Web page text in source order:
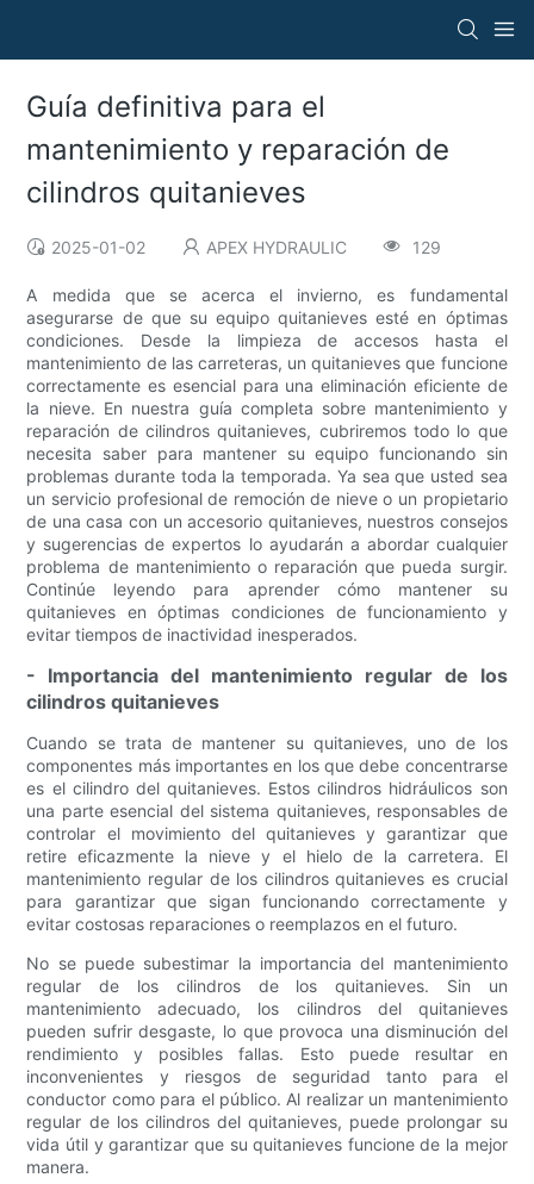
Guía definitiva para el
mantenimiento y reparación de
cilindros quitanieves
2025-01-02 APEX HYDRAULIC 129
A medida que se acerca el invierno, es fundamental
asegurarse de que su equipo quitanieves esté en óptimas
condiciones. Desde la limpieza de accesos hasta el
mantenimiento de las carreteras, un quitanieves que funcione
correctamente es esencial para una eliminación eficiente de
la nieve. En nuestra guía completa sobre mantenimiento y
reparación de cilindros quitanieves, cubriremos todo lo que
necesita saber para mantener su equipo funcionando sin
problemas durante toda la temporada. Ya sea que usted sea
un servicio profesional de remoción de nieve o un propietario
de una casa con un accesorio quitanieves, nuestros consejos
y sugerencias de expertos lo ayudarán a abordar cualquier
problema de mantenimiento o reparación que pueda surgir.
Continúe leyendo para aprender cómo mantener su
quitanieves en óptimas condiciones de funcionamiento y
evitar tiempos de inactividad inesperados.
- Importancia del mantenimiento regular de los
cilindros quitanieves
Cuando se trata de mantener su quitanieves, uno de los
componentes más importantes en los que debe concentrarse
es el cilindro del quitanieves. Estos cilindros hidráulicos son
una parte esencial del sistema quitanieves, responsables de
controlar el movimiento del quitanieves y garantizar que
retire eficazmente la nieve y el hielo de la carretera. El
mantenimiento regular de los cilindros quitanieves es crucial
para garantizar que sigan funcionando correctamente y
evitar costosas reparaciones o reemplazos en el futuro.
No se puede subestimar la importancia del mantenimiento
regular de los cilindros de los quitanieves. Sin un
mantenimiento adecuado, los cilindros del quitanieves
pueden sufrir desgaste, lo que provoca una disminución del
rendimiento y posibles fallas. Esto puede resultar en
inconvenientes y riesgos de seguridad tanto para el
conductor como para el público. Al realizar un mantenimiento
regular de los cilindros del quitanieves, puede prolongar su
vida útil y garantizar que su quitanieves funcione de la mejor
manera.